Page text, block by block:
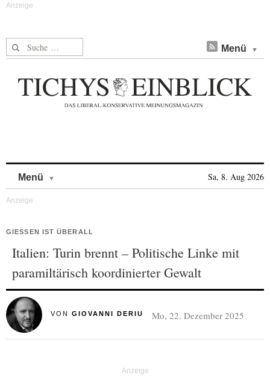
Suche nach: Menü
Menü Sa, 8. Aug 2026
GIESSEN IST ÜBERALL
Italien: Turin brennt – Politische Linke mit
paramiltärisch koordinierter Gewalt
VON GIOVANNI DERIU Mo, 22. Dezember 2025